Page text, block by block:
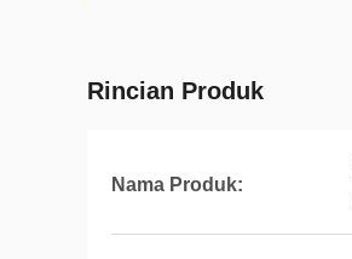
Rincian Produk
Nama Produk: